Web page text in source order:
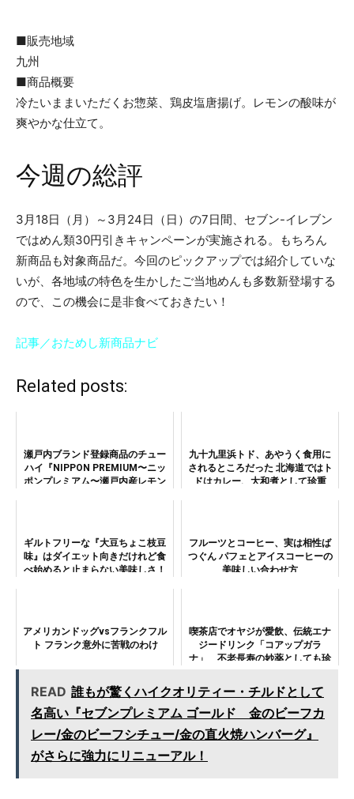
■販売地域
九州
■商品概要
冷たいままいただくお惣菜、鶏皮塩唐揚げ。レモンの酸味が
爽やかな仕立て。
今週の総評
3月18日（月）～3月24日（日）の7日間、セブン-イレブン
ではめん類30円引きキャンペーンが実施される。もちろん
新商品も対象商品だ。今回のピックアップでは紹介していな
いが、各地域の特色を生かしたご当地めんも多数新登場する
ので、この機会に是非食べておきたい！
記事／おためし新商品ナビ
Related posts:
瀬戸内ブランド登録商品のチュー
ハイ『NIPPON PREMIUM〜ニッ
ポンプレミアム〜瀬戸内産レモン
九十九里浜トド、あやうく食用に
されるところだった 北海道ではト
ドはカレー、大和煮として珍重
ギルトフリーな『大豆ちょこ枝豆
味』はダイエット向きだけれど食
べ始めると止まらない美味しさ！
フルーツとコーヒー、実は相性ば
つぐん パフェとアイスコーヒーの
美味しい合わせ方
アメリカンドッグvsフランクフル
ト フランク意外に苦戦のわけ
喫茶店でオヤジが愛飲、伝統エナ
ジードリンク「コアップガラ
ナ」 不老長寿の妙薬としても珍
READ 誰もが驚くハイクオリティー・チルドとして
名高い『セブンプレミアム ゴールド 金のビーフカ
レー/金のビーフシチュー/金の直火焼ハンバーグ』
がさらに強力にリニューアル！